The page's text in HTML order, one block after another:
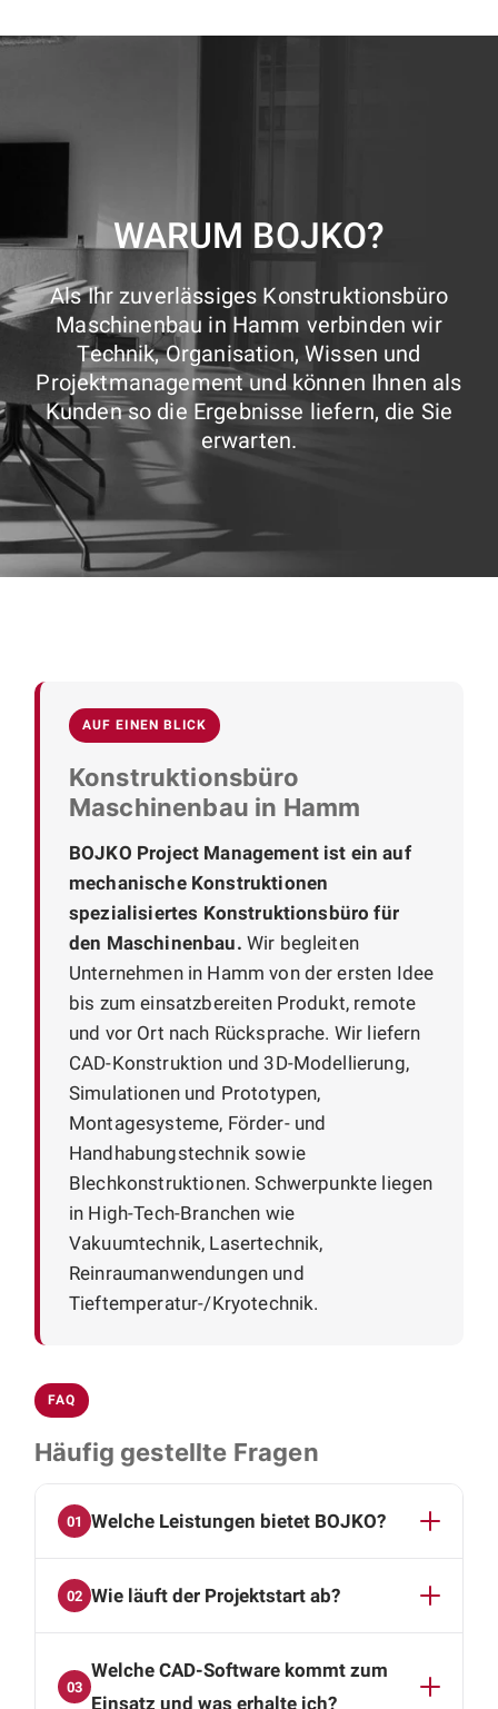
WARUM BOJKO?
Als Ihr zuverlässiges Konstruktionsbüro
Maschinenbau in Hamm verbinden wir
Technik, Organisation, Wissen und
Projektmanagement und können Ihnen als
Kunden so die Ergebnisse liefern, die Sie
erwarten.
AUF EINEN BLICK
Konstruktionsbüro
Maschinenbau in Hamm
BOJKO Project Management ist ein auf
mechanische Konstruktionen
spezialisiertes Konstruktionsbüro für
den Maschinenbau. Wir begleiten
Unternehmen in Hamm von der ersten Idee
bis zum einsatzbereiten Produkt, remote
und vor Ort nach Rücksprache. Wir liefern
CAD-Konstruktion und 3D-Modellierung,
Simulationen und Prototypen,
Montagesysteme, Förder- und
Handhabungstechnik sowie
Blechkonstruktionen. Schwerpunkte liegen
in High-Tech-Branchen wie
Vakuumtechnik, Lasertechnik,
Reinraumanwendungen und
Tieftemperatur-/Kryotechnik.
FAQ
Häufig gestellte Fragen
01 Welche Leistungen bietet BOJKO?
und 3D-Modellierung über Simulationen und
Prototypen bis zu automatisierten
Roboterintegration sowie robusten
02 Wie läuft der Projektstart ab?
Termin, einer Videokonferenz, lernen wir uns
kennen und klären, ob Aufgabenstellung und
03
Welche CAD-Software kommt zum
Einsatz und was erhalte ich?